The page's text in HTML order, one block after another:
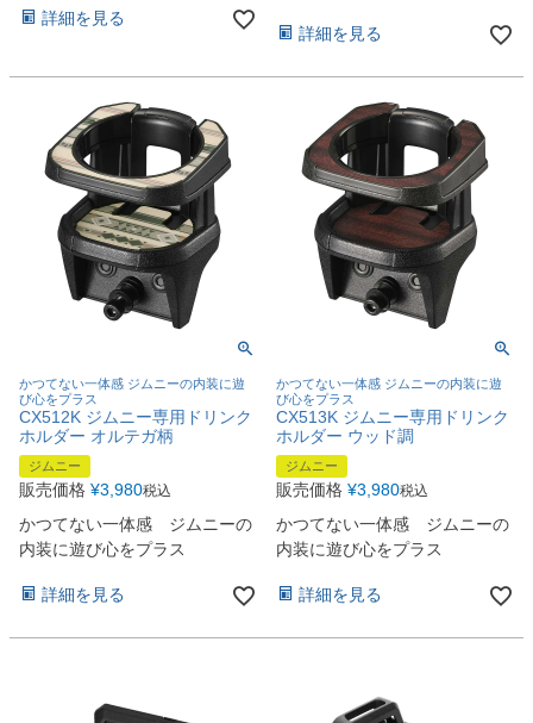
詳細を見る
詳細を見る
かつてない一体感 ジムニーの内装に遊
び心をプラス
CX512K ジムニー専用ドリンク
ホルダー オルテガ柄
ジムニー
販売価格 ¥3,980税込
かつてない一体感 ジムニーの
内装に遊び心をプラス
詳細を見る
かつてない一体感 ジムニーの内装に遊
び心をプラス
CX513K ジムニー専用ドリンク
ホルダー ウッド調
ジムニー
販売価格 ¥3,980税込
かつてない一体感 ジムニーの
内装に遊び心をプラス
詳細を見る